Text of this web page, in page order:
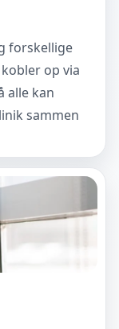
forskellige
op via
alle kan
sammen